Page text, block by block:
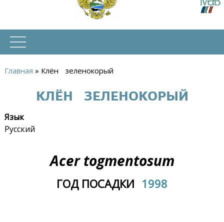
Главная » Клён зеленокорый
КЛЁН ЗЕЛЕНОКОРЫЙ
Язык
Русский
Acer togmentosum
ГОД ПОСАДКИ 1998